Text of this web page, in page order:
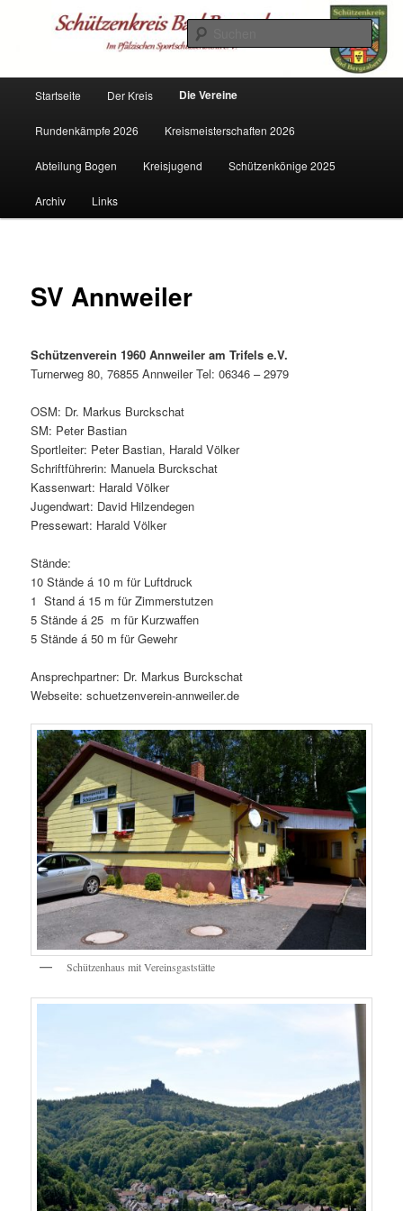
Schützenkreis Bad Bergzabern
Startseite Der Kreis Die Vereine
Rundenkämpfe 2026 Kreismeisterschaften 2026
Abteilung Bogen Kreisjugend Schützenkönige 2025
Archiv Links
SV Annweiler
Schützenverein 1960 Annweiler am Trifels e.V.
Turnerweg 80, 76855 Annweiler Tel: 06346 – 2979
OSM: Dr. Markus Burckschat
SM: Peter Bastian
Sportleiter: Peter Bastian, Harald Völker
Schriftführerin: Manuela Burckschat
Kassenwart: Harald Völker
Jugendwart: David Hilzendegen
Pressewart: Harald Völker
Stände:
10 Stände á 10 m für Luftdruck
1 Stand á 15 m für Zimmerstutzen
5 Stände á 25 m für Kurzwaffen
5 Stände á 50 m für Gewehr
Ansprechpartner: Dr. Markus Burckschat
Webseite: schuetzenverein-annweiler.de
Schützenhaus mit Vereinsgaststätte